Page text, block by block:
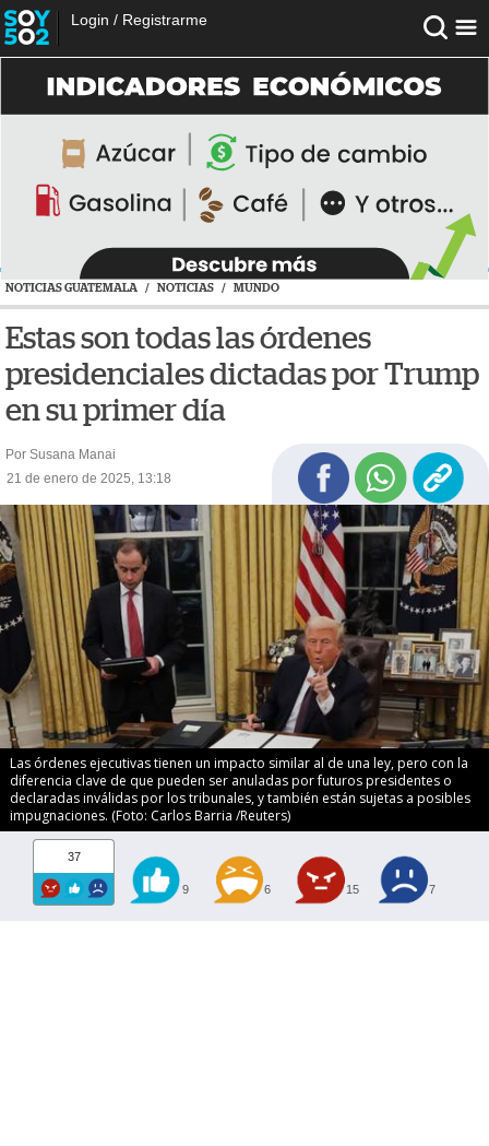
Login / Registrarme
NOTICIAS GUATEMALA / NOTICIAS / MUNDO
Estas son todas las órdenes
presidenciales dictadas por Trump
en su primer día
Por Susana Manai
21 de enero de 2025, 13:18
Las órdenes ejecutivas tienen un impacto similar al de una ley, pero con la
diferencia clave de que pueden ser anuladas por futuros presidentes o
declaradas inválidas por los tribunales, y también están sujetas a posibles
impugnaciones. (Foto: Carlos Barria /Reuters)
37
9 6 15 7